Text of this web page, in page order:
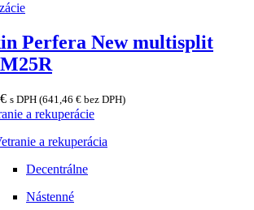
Perfera New multisplit
€ s DPH (641,46 € bez DPH)
a rekuperácie
a rekuperácia
Decentrálne
Nástenné